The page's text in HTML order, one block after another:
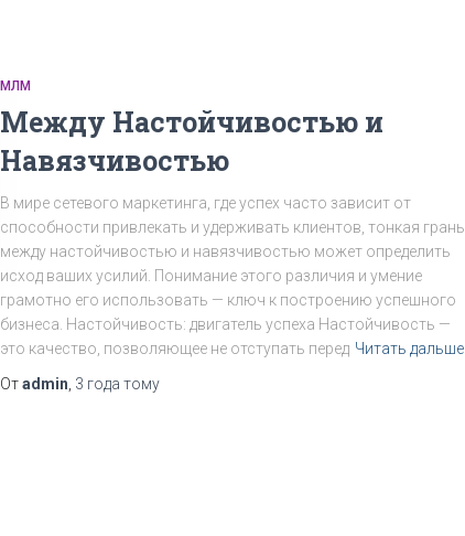
МЛМ
Между Настойчивостью и
Навязчивостью
В мире сетевого маркетинга, где успех часто зависит от
способности привлекать и удерживать клиентов, тонкая грань
между настойчивостью и навязчивостью может определить
исход ваших усилий. Понимание этого различия и умение
грамотно его использовать — ключ к построению успешного
бизнеса. Настойчивость: двигатель успеха Настойчивость —
это качество, позволяющее не отступать перед Читать дальше
Отadmin 3 года тому